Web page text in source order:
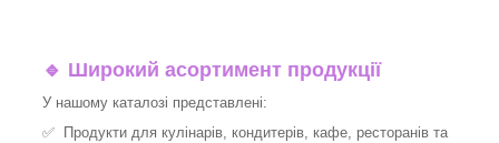
🔹 Широкий асортимент продукції
У нашому каталозі представлені:
✅ Продукти для кулінарів, кондитерів, кафе, ресторанів та